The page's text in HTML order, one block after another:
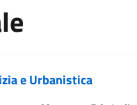
e Urbanistica